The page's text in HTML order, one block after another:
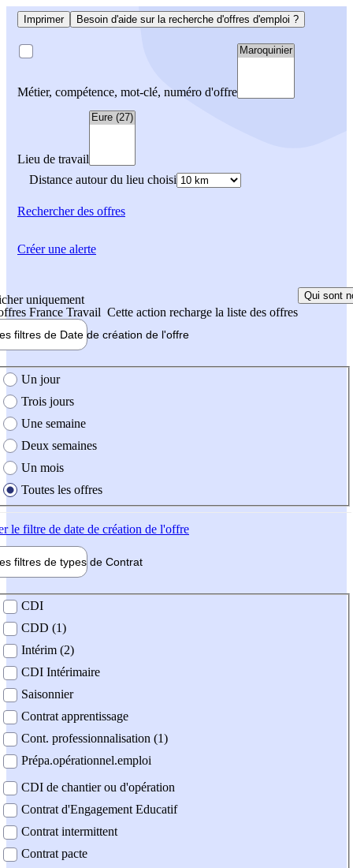
Imprimer Besoin d'aide sur la recherche d'offres d'emploi ?
Métier, compétence, mot-clé, numéro d'offre
Lieu de travail
Distance autour du lieu choisi
Rechercherdes offres
uniquement
France Travail Cette action recharge la liste des offres
Qui sont
filtres de Date de création de l'offre
création de l'offre
Un jour
Trois jours
Une semaine
Deux semaines
Un mois
Toutes les offres
le filtre de date de création de l'offre
filtres de types de Contrat
contrat
CDI
CDD (1)
Intérim (2)
CDI Intérimaire
Saisonnier
Contrat apprentissage
Cont. professionnalisation (1)
Prépa.opérationnel.emploi
CDI de chantier ou d'opération
Contrat d'Engagement Educatif
Contrat intermittent
Contrat pacte
Créer une alerte